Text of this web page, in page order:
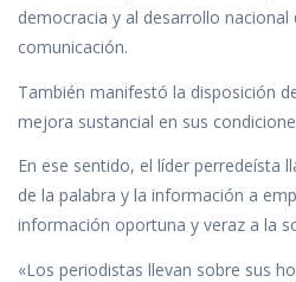
democracia y al desarrollo
comunicación.
También manifestó la disposición
mejora sustancial en sus
En ese sentido, el líder perredeísta
de la palabra y la información a
información oportuna y veraz a la
«Los periodistas llevan sobre sus